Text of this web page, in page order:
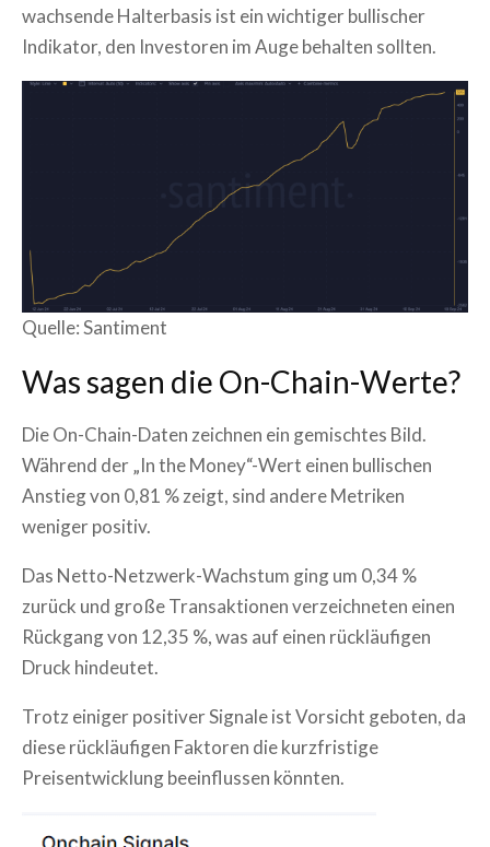
wachsende Halterbasis ist ein wichtiger bullischer
Indikator, den Investoren im Auge behalten sollten.
Quelle: Santiment
Was sagen die On-Chain-Werte?
Die On-Chain-Daten zeichnen ein gemischtes Bild.
Während der „In the Money“-Wert einen bullischen
Anstieg von 0,81 % zeigt, sind andere Metriken
weniger positiv.
Das Netto-Netzwerk-Wachstum ging um 0,34 %
zurück und große Transaktionen verzeichneten einen
Rückgang von 12,35 %, was auf einen rückläufigen
Druck hindeutet.
Trotz einiger positiver Signale ist Vorsicht geboten, da
diese rückläufigen Faktoren die kurzfristige
Preisentwicklung beeinflussen könnten.